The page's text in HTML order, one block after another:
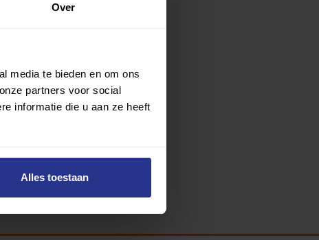
Over
media te bieden en om ons
partners voor social
informatie die u aan ze heeft
Alles toestaan